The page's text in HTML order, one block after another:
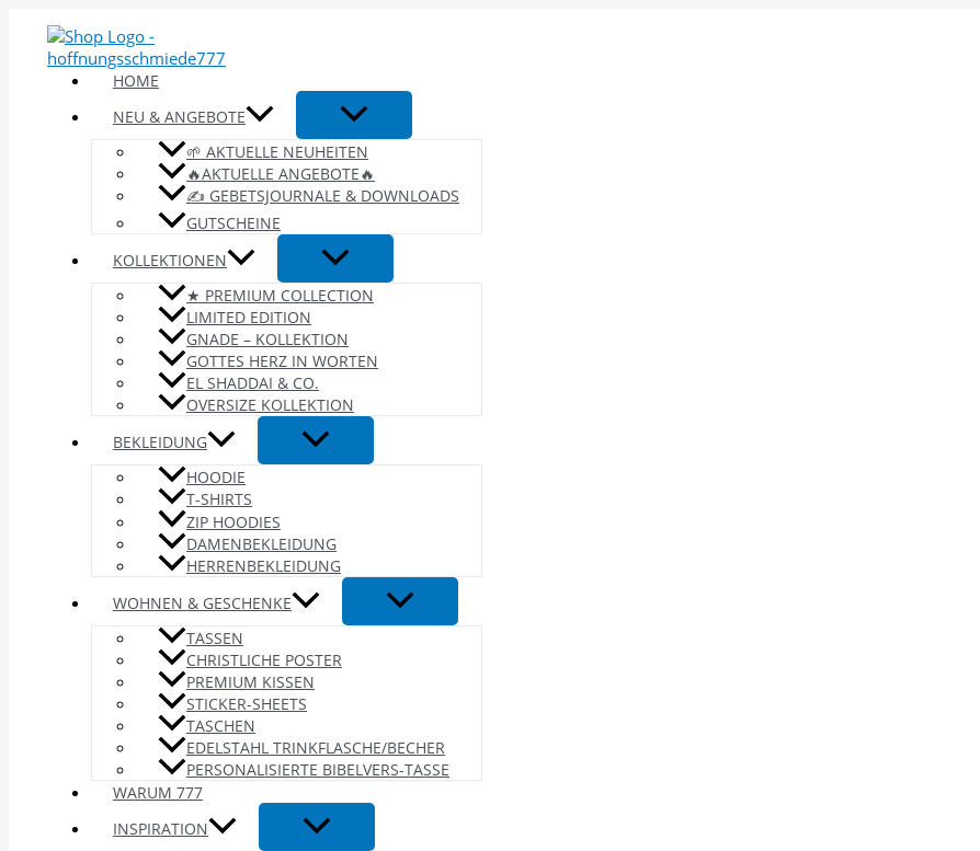
Inhalt
springen
HOME
NEU & ANGEBOTE
🌱 AKTUELLE NEUHEITEN
🔥AKTUELLE ANGEBOTE🔥
✍️ GEBETSJOURNALE & DOWNLOADS
GUTSCHEINE
KOLLEKTIONEN
★ PREMIUM COLLECTION
LIMITED EDITION
GNADE – KOLLEKTION
GOTTES HERZ IN WORTEN
EL SHADDAI & CO.
OVERSIZE KOLLEKTION
BEKLEIDUNG
HOODIE
T-SHIRTS
ZIP HOODIES
DAMENBEKLEIDUNG
HERRENBEKLEIDUNG
WOHNEN & GESCHENKE
TASSEN
CHRISTLICHE POSTER
PREMIUM KISSEN
STICKER-SHEETS
TASCHEN
EDELSTAHL TRINKFLASCHE/BECHER
PERSONALISIERTE BIBELVERS-TASSE
WARUM 777
INSPIRATION